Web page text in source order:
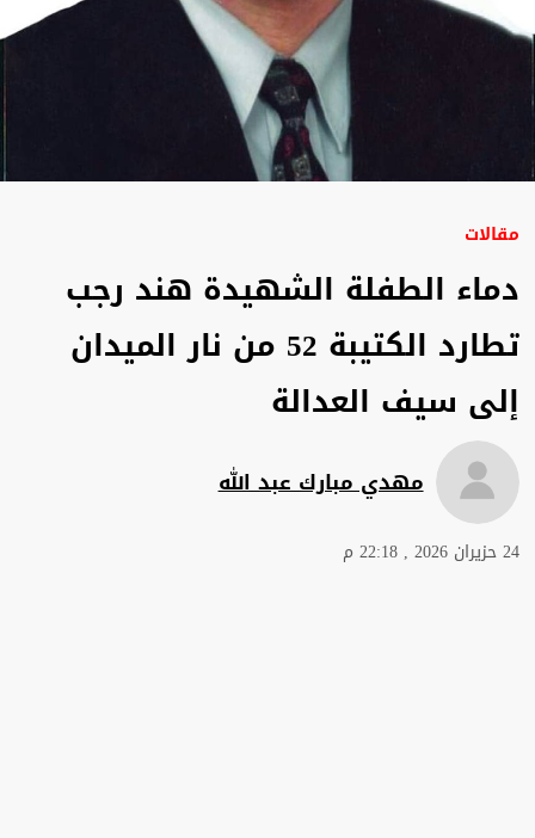
مقالات
دماء الطفلة الشهيدة هند رجب
تطارد الكتيبة 52 من نار الميدان
إلى سيف العدالة
مهدي مبارك عبد الله
24 حزيران 2026 , 22:18 م